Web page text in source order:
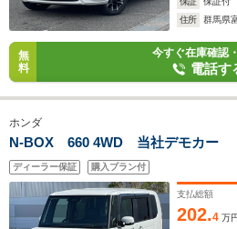
住所
群馬県
無
料
今すぐ在庫確認
電話す
ホンダ
N-BOX 660 4WD 当社デモカー
ディーラー保証 購入プラン付
支払総額
202.4 万